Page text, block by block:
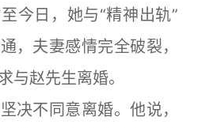
今日，她与“精神出轨”
，夫妻感情完全破裂，
与赵先生离婚。
不同意离婚。他说，